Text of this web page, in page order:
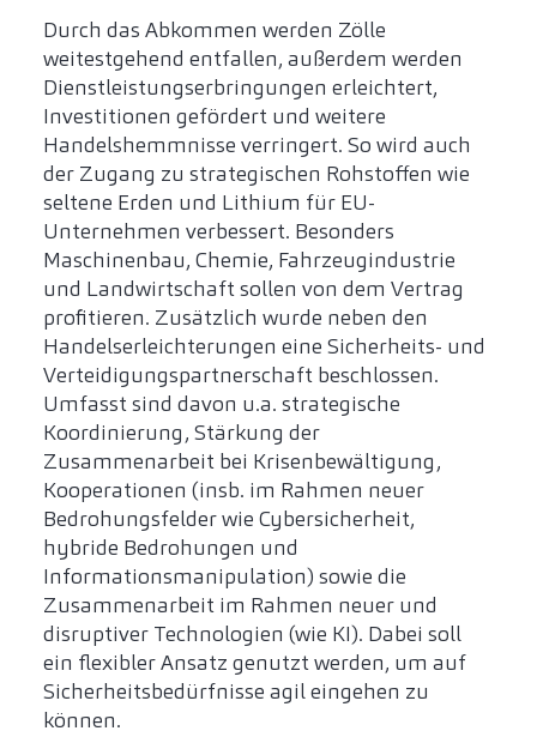
Durch das Abkommen werden Zölle
weitestgehend entfallen, außerdem werden
Dienstleistungserbringungen erleichtert,
Investitionen gefördert und weitere
Handelshemmnisse verringert. So wird auch
der Zugang zu strategischen Rohstoffen wie
seltene Erden und Lithium für EU-
Unternehmen verbessert. Besonders
Maschinenbau, Chemie, Fahrzeugindustrie
und Landwirtschaft sollen von dem Vertrag
profitieren. Zusätzlich wurde neben den
Handelserleichterungen eine Sicherheits- und
Verteidigungspartnerschaft beschlossen.
Umfasst sind davon u.a. strategische
Koordinierung, Stärkung der
Zusammenarbeit bei Krisenbewältigung,
Kooperationen (insb. im Rahmen neuer
Bedrohungsfelder wie Cybersicherheit,
hybride Bedrohungen und
Informationsmanipulation) sowie die
Zusammenarbeit im Rahmen neuer und
disruptiver Technologien (wie KI). Dabei soll
ein flexibler Ansatz genutzt werden, um auf
Sicherheitsbedürfnisse agil eingehen zu
können.